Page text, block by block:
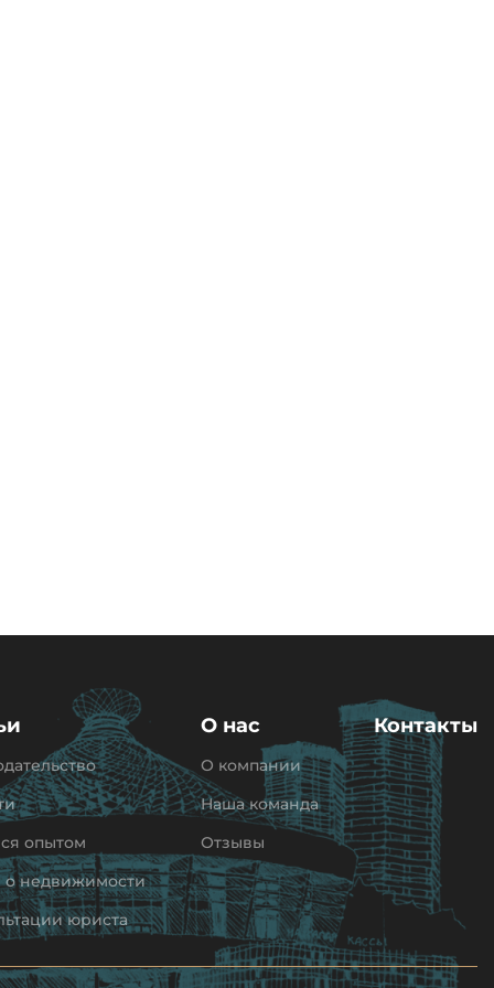
опытом
о недвижимости
юриста
О нас
О компании
Наша команда
Отзывы
Контакты